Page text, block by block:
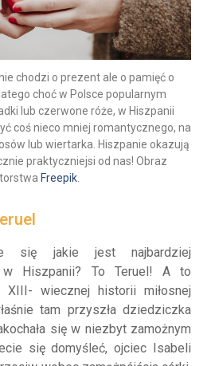
chodzi o prezent ale o pamięć o
choć w Polsce popularnym
lub czerwone róże, w Hiszpanii
coś nieco mniej romantycznego, na
lub wiertarka. Hiszpanie okazują
praktyczniejsi od nas! Obraz
Freepik.
się jakie jest najbardziej
w Hiszpanii? To Teruel! A to
wiecznej historii miłosnej
tam przyszła dziedziczka
się w niezbyt zamożnym
się domyśleć, ojciec Isabeli